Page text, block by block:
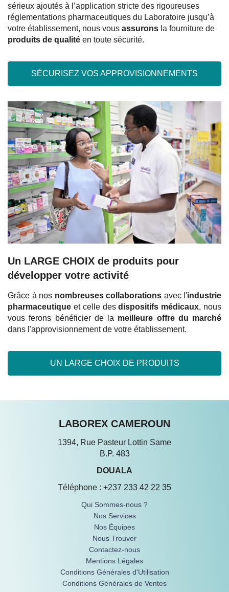
sérieux ajoutés à l’application stricte des rigoureuses
réglementations pharmaceutiques du Laboratoire jusqu’à
votre établissement, nous vous assurons la fourniture de
produits de qualité en toute sécurité.
SÉCURISEZ VOS APPROVISIONNEMENTS
Un LARGE CHOIX de produits pour
développer votre activité
Grâce à nos nombreuses collaborations avec l'industrie
pharmaceutique et celle desdispositifs médicaux, nous
vous ferons bénéficier de la meilleure offre du marché
dans l'approvisionnement de votre établissement.
UN LARGE CHOIX DE PRODUITS
LABOREX CAMEROUN
1394, Rue Pasteur Lottin Same
B.P. 483
DOUALA
Téléphone : +237 233 42 22 35
Qui Sommes-nous ?
Nos Services
Nos Équipes
Nous Trouver
Contactez-nous
Mentions Légales
Conditions Générales d'Utilisation
Conditions Générales de Ventes